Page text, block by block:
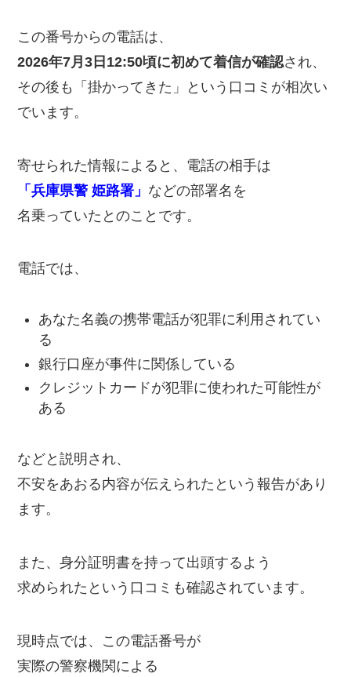
この番号からの電話は、
2026年7月3日12:50頃に初めて着信が確認され、
その後も「掛かってきた」という口コミが相次い
でいます。
寄せられた情報によると、電話の相手は
「兵庫県警 姫路署」 などの部署名を
名乗っていたとのことです。
電話では、
あなた名義の携帯電話が犯罪に利用されてい
る
銀行口座が事件に関係している
クレジットカードが犯罪に使われた可能性が
ある
などと説明され、
不安をあおる内容が伝えられたという報告があり
ます。
また、身分証明書を持って出頭するよう
求められたという口コミも確認されています。
現時点では、この電話番号が
実際の警察機関による